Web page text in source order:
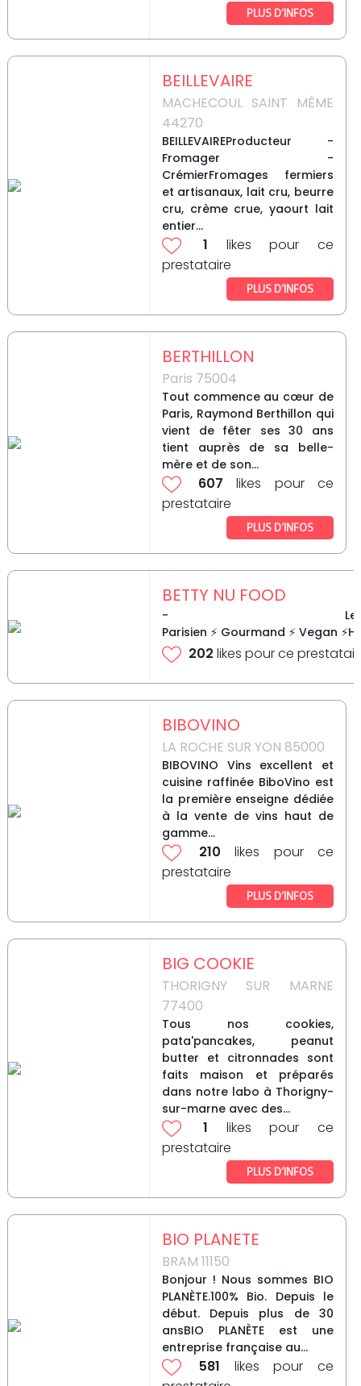
PLUS D’INFOS
BEILLEVAIRE
MACHECOUL SAINT MÊME
44270
BEILLEVAIREProducteur -
Fromager -
CrémierFromages fermiers
et artisanaux, lait cru, beurre
cru, crème crue, yaourt lait
entier...
1 likes pour ce
prestataire
PLUS D’INFOS
BERTHILLON
Paris 75004
Tout commence au cœur de
Paris, Raymond Berthillon qui
vient de fêter ses 30 ans
tient auprès de sa belle-
mère et de son...
607 likes pour ce
prestataire
PLUS D’INFOS
BETTY NU FOOD
- Le
Parisien ⚡ Gourmand ⚡ Vegan
202 likes pour ce
BIBOVINO
LA ROCHE SUR YON 85000
BIBOVINO Vins excellent et
cuisine raffinée BiboVino est
la première enseigne dédiée
à la vente de vins haut de
gamme...
210 likes pour ce
prestataire
PLUS D’INFOS
BIG COOKIE
THORIGNY SUR MARNE
77400
Tous nos cookies,
pata'pancakes, peanut
butter et citronnades sont
faits maison et préparés
dans notre labo à Thorigny-
sur-marne avec des...
1 likes pour ce
prestataire
PLUS D’INFOS
BIO PLANETE
BRAM 11150
Bonjour ! Nous sommes BIO
PLANÈTE.100% Bio. Depuis le
début. Depuis plus de 30
ansBIO PLANÈTE est une
entreprise française au...
581 likes pour ce